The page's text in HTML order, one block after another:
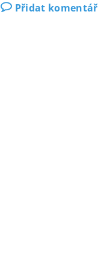
Přidat komentář